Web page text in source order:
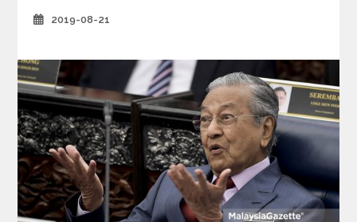
i
e
2019-08-21